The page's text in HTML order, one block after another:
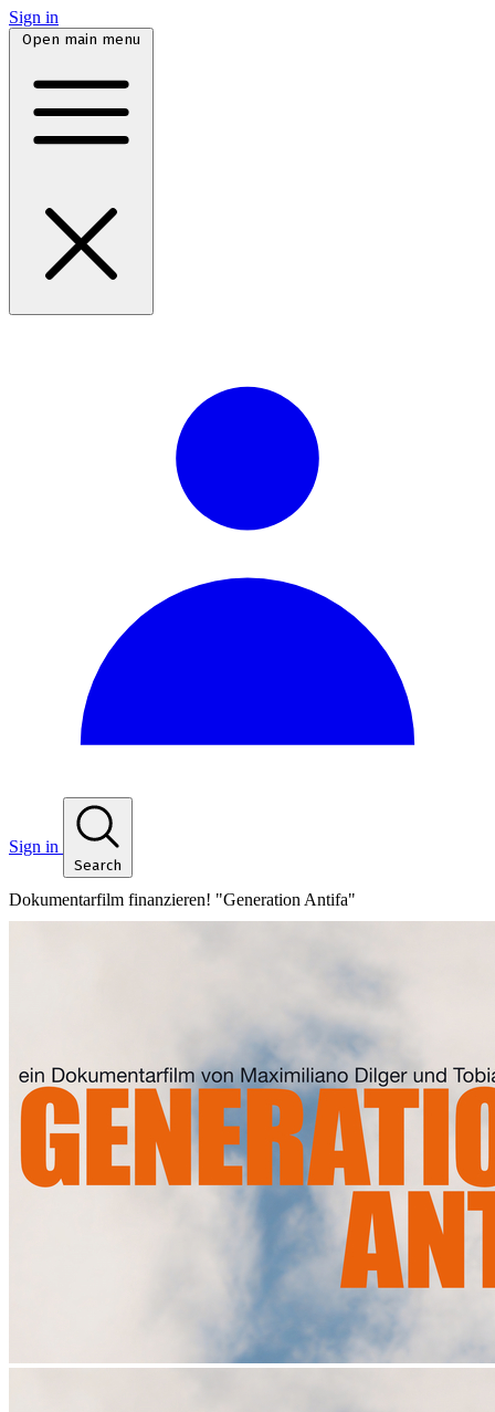
Sign in
Open main menu
Sign in
Search
Dokumentarfilm finanzieren! "Generation Antifa"